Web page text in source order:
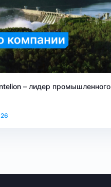
– лидер промышленного